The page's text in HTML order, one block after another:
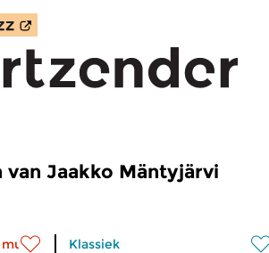
Jaakko Mäntyjärvi
Klassiek